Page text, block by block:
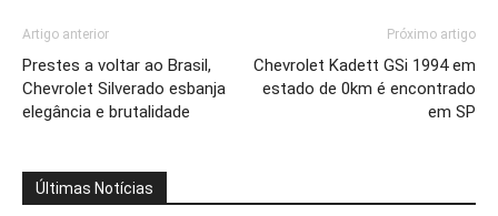
Artigo anterior
Prestes a voltar ao Brasil,
Chevrolet Silverado esbanja
elegância e brutalidade
Próximo artigo
Chevrolet Kadett GSi 1994 em
estado de 0km é encontrado
em SP
Últimas Notícias